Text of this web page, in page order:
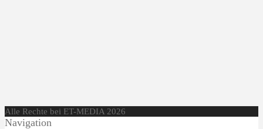
Alle Rechte bei ET-MEDIA 2026
Navigation